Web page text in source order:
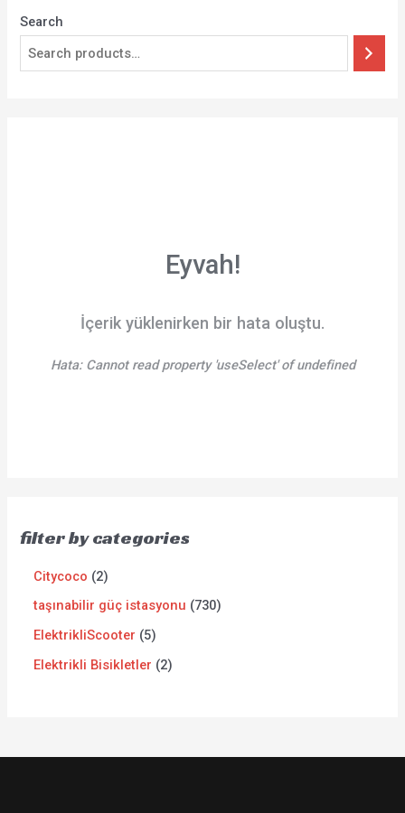
Search
Eyvah!
İçerik yüklenirken bir hata oluştu.
Hata: Cannot read property 'useSelect' of undefined
filter by categories
Citycoco
2
taşınabilir güç istasyonu
730
ElektrikliScooter
5
Elektrikli Bisikletler
2